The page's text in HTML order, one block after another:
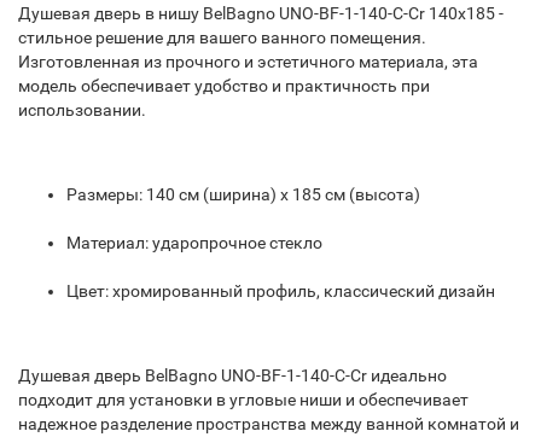
Душевая дверь в нишу BelBagno UNO-BF-1-140-C-Cr 140x185 -
стильное решение для вашего ванного помещения.
Изготовленная из прочного и эстетичного материала, эта
модель обеспечивает удобство и практичность при
использовании.
Размеры: 140 см (ширина) x 185 см (высота)
Материал: ударопрочное стекло
Цвет: хромированный профиль, классический дизайн
Душевая дверь BelBagno UNO-BF-1-140-C-Cr идеально
подходит для установки в угловые ниши и обеспечивает
надежное разделение пространства между ванной комнатой и